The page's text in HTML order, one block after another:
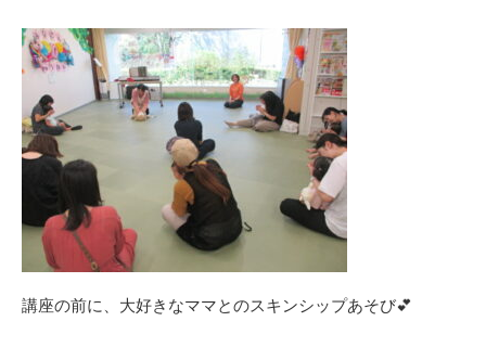
講座の前に、大好きなママとのスキンシップあそび💕